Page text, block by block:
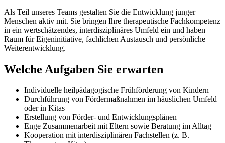
Als Teil unseres Teams gestalten Sie die Entwicklung junger
Menschen aktiv mit. Sie bringen Ihre therapeutische Fachkompetenz
in ein wertschätzendes, interdisziplinäres Umfeld ein und haben
Raum für Eigeninitiative, fachlichen Austausch und persönliche
Weiterentwicklung.
Welche Aufgaben Sie erwarten
Individuelle heilpädagogische Frühförderung von Kindern
Durchführung von Fördermaßnahmen im häuslichen Umfeld
oder in Kitas
Erstellung von Förder- und Entwicklungsplänen
Enge Zusammenarbeit mit Eltern sowie Beratung im Alltag
Kooperation mit interdisziplinären Fachstellen (z. B.